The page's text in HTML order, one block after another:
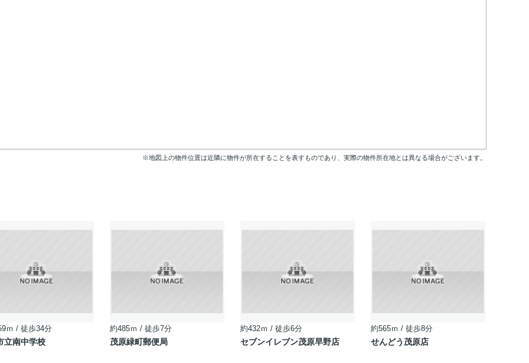
※地図上の物件位置は近隣に物件が所在することを表すものであり、実際の物件所在地とは異なる場合がございます。
ｍ / 徒歩34分
立南中学校
約485ｍ / 徒歩7分
茂原緑町郵便局
約432ｍ / 徒歩6分
セブンイレブン茂原早野店
約565ｍ / 徒歩8分
せんどう茂原店